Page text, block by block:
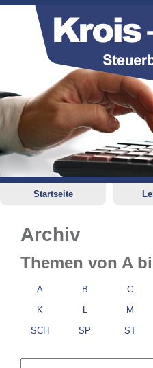
Startseite
Archiv
Themen von A
A B C
K
L M
SCH
SP ST